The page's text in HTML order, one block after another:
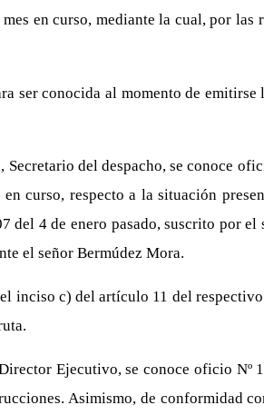
en curso, mediante la cual, por
ser conocida al momento de
del despacho, se conoce
curso, respecto a la situación
4 de enero pasado, suscrito por
el señor Bermúdez Mora.
inciso c) del artículo 11 del
Ejecutivo, se conoce oficio
Asimismo, de